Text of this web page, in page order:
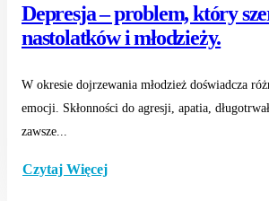
Depresja – problem, który
nastolatków i młodzieży.
W okresie dojrzewania młodzież doświadcza
emocji. Skłonności do agresji, apatia,
zawsze...
Czytaj Więcej